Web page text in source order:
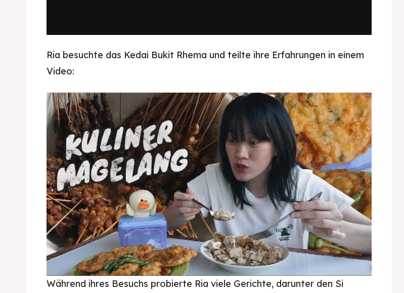
Pisang goreng bukit rhema
Pisang goreng bukit rhema
Ria besuchte das Kedai Bukit Rhema und teilte ihre Erfahrungen in einem
Video:
Während ihres Besuchs probierte Ria viele Gerichte, darunter den Si